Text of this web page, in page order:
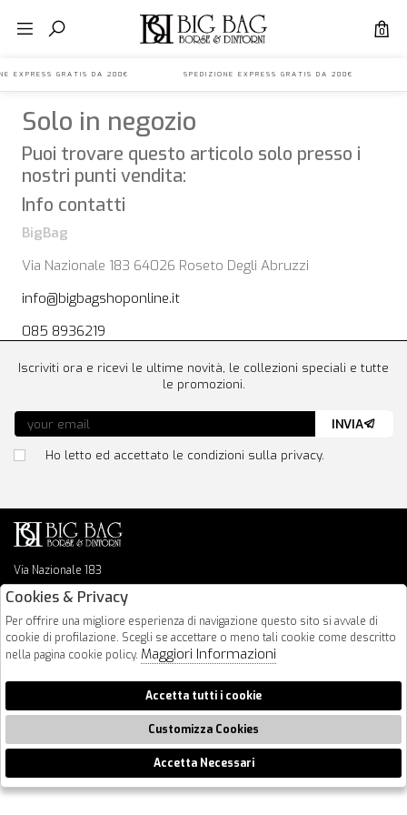
0
EXPRESS GRATIS DA 200€ SPEDIZIONE EXPRESS GRATIS DA
Solo in negozio
Puoi trovare questo articolo solo presso i
nostri punti vendita:
Info contatti
BigBag
Via Nazionale 183 64026 Roseto Degli Abruzzi
info@bigbagshoponline.it
085 8936219
Via Nazionale 183
64026 Roseto Degli Abruzzi
info@bigbagshoponline.it
follow us
Iscriviti ora e ricevi le ultime novità, le collezioni speciali e tutte
le promozioni.
Ho letto ed accettato le condizioni sulla privacy.
INVIA
2026 BigBag - P.iva : 00916940679 Powered by
🍪
Cookies & Privacy
Per offrire una migliore esperienza di navigazione questo sito si avvale di
cookie di profilazione. Scegli se accettare o meno tali cookie come descritto
nella pagina cookie policy. Maggiori Informazioni
Accetta tutti i cookie
Customizza Cookies
Accetta Necessari